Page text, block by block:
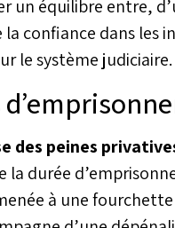
un équilibre entre,
confiance dans les
le système judiciaire.
des peines
la durée
à une